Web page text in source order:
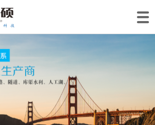
网站首页
关于我们
生产基地